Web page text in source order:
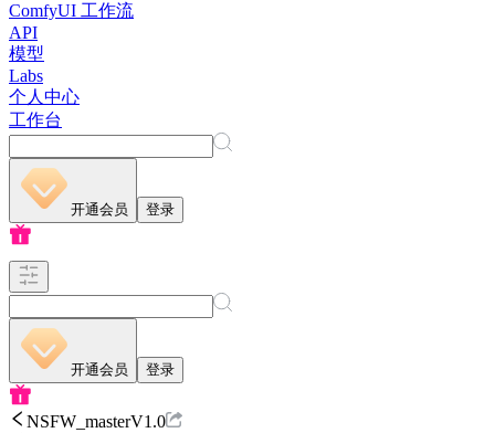
ComfyUI 工作流
API
模型
Labs
个人中心
工作台
开通会员 登录
开通会员 登录
NSFW_masterV1.0